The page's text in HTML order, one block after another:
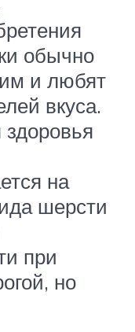
обычно
и любят
вкуса.
здоровья
на
шерсти
при
но